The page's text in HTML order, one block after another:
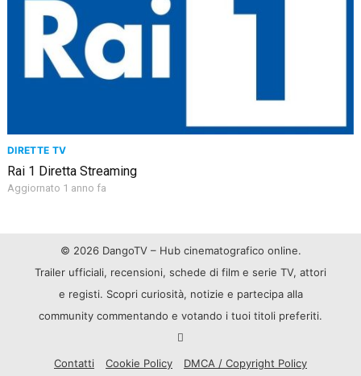
DIRETTE TV
Rai 1 Diretta Streaming
Aggiornato 1 anno fa
© 2026 DangoTV – Hub cinematografico online.
Trailer ufficiali, recensioni, schede di film e serie TV, attori
e registi. Scopri curiosità, notizie e partecipa alla
community commentando e votando i tuoi titoli preferiti.
Contatti Cookie Policy DMCA / Copyright Policy